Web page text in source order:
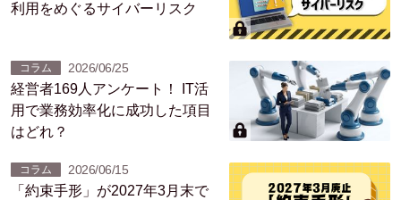
利用をめぐるサイバーリスク
コラム 2026/06/25
経営者169人アンケート！ IT活
用で業務効率化に成功した項目
はどれ？
コラム 2026/06/15
「約束手形」が2027年3月末で